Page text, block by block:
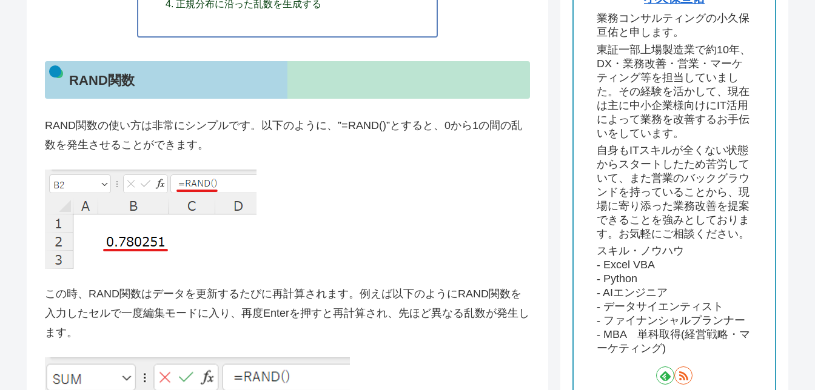
正規分布に沿った乱数を生成する
RAND関数
RAND関数の使い方は非常にシンプルです。以下のように、”=RAND()”とすると、0から1の間の乱
数を発生させることができます。
この時、RAND関数はデータを更新するたびに再計算されます。例えば以下のようにRAND関数を
入力したセルで一度編集モードに入り、再度Enterを押すと再計算され、先ほど異なる乱数が発生し
ます。
業務コンサルティングの小久保
亘佑と申します。
東証一部上場製造業で約10年、
DX・業務改善・営業・マーケ
ティング等を担当していまし
た。その経験を活かして、現在
は主に中小企業様向けにIT活用
によって業務を改善するお手伝
いをしています。
自身もITスキルが全くない状態
からスタートしたため苦労して
いて、また営業のバックグラウ
ンドを持っていることから、現
場に寄り添った業務改善を提案
できることを強みとしておりま
す。お気軽にご相談ください。
スキル・ノウハウ
- Excel VBA
- Python
- AIエンジニア
- データサイエンティスト
- ファイナンシャルプランナー
- MBA 単科取得(経営戦略・マ
ーケティング)